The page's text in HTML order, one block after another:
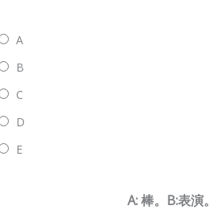
A
B
C
D
E
A: 棒。B:表演